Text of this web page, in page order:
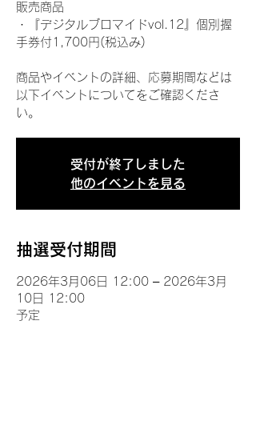
販売商品
・『デジタルブロマイドvol.12』個別握
手券付1,700円(税込み)
商品やイベントの詳細、応募期間などは
以下イベントについてをご確認くださ
い。
受付が終了しました
他のイベントを見る
抽選受付期間
2026年3月06日 12:00 – 2026年3月
10日 12:00
予定